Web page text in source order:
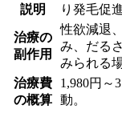
説明
り発毛促
治療の
副作用
性欲減退
み、だる
みられる
治療費
の概算
1,980円～
動。